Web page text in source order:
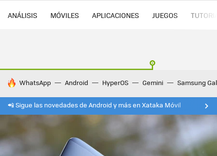
ANÁLISIS MÓVILES APLICACIONES JUEGOS
HOY SE HABLA DE
WhatsApp Android HyperOS Gemini Samsung
📲 Sigue las novedades de Android y más en Xataka Móvil